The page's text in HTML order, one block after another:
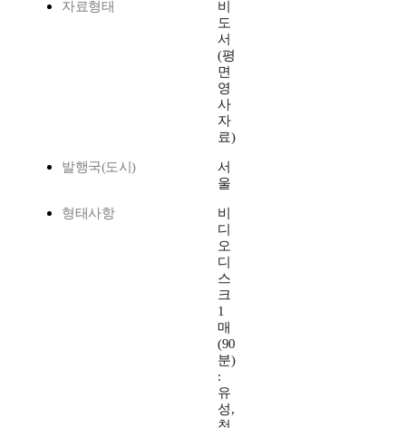
자료형태
비
도
서
(평
면
영
사
자
료)
발행국(도시)
서
울
형태사항
비
디
오
디
스
크
1
매
(90
분)
:
유
성,